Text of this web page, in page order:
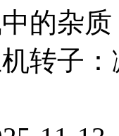
的杂
转子